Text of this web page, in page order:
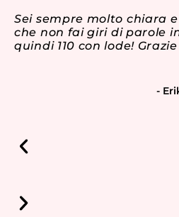
Sei sempre molto chiara
che non fai giri di parole
quindi 110 con lode!
-